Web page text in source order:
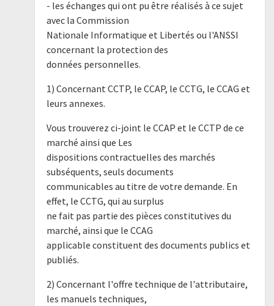
- les échanges qui ont pu être réalisés à ce sujet
avec la Commission
Nationale Informatique et Libertés ou l'ANSSI
concernant la protection des
données personnelles.
1) Concernant CCTP, le CCAP, le CCTG, le CCAG et
leurs annexes.
Vous trouverez ci-joint le CCAP et le CCTP de ce
marché ainsi que Les
dispositions contractuelles des marchés
subséquents, seuls documents
communicables au titre de votre demande. En
effet, le CCTG, qui au surplus
ne fait pas partie des pièces constitutives du
marché, ainsi que le CCAG
applicable constituent des documents publics et
publiés.
2) Concernant l'offre technique de l'attributaire,
les manuels techniques,